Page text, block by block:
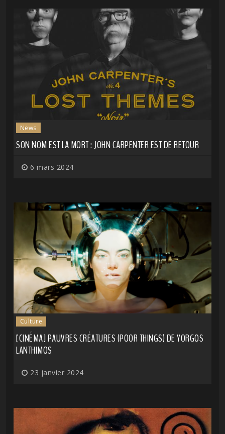
News
SON NOM EST LA MORT : JOHN CARPENTER EST DE RETOUR
6 mars 2024
Culture
[CINÉMA] PAUVRES CRÉATURES (POOR THINGS) DE YORGOS
LANTHIMOS
23 janvier 2024